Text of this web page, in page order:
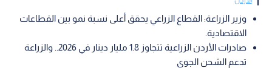
وزير الزراعة: القطاع الزراعي يحقق أعلى نسبة نمو بين القطاعات
الاقتصادية.
صادرات الأردن الزراعية تتجاوز 1.8 مليار دينار في 2026.. والزراعة
تدعم الشحن الجوي